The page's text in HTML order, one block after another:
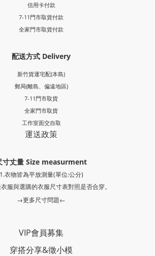
信用卡付款
7-11門市取貨付款
全家門市取貨付款
配送方式 Delivery
新竹貨運宅配(本島)
郵局(離島、偏遠地區)
7-11門市取貨
全家門市取貨
工作室面交自取
運送政策
寸丈量 Size measurment
1.衣物皆為平放測量(單位:公分)
服與選購的衣服尺寸表對照是否合穿。
→更多尺寸問題←
VIP會員募集
穿搭分享&徵小模